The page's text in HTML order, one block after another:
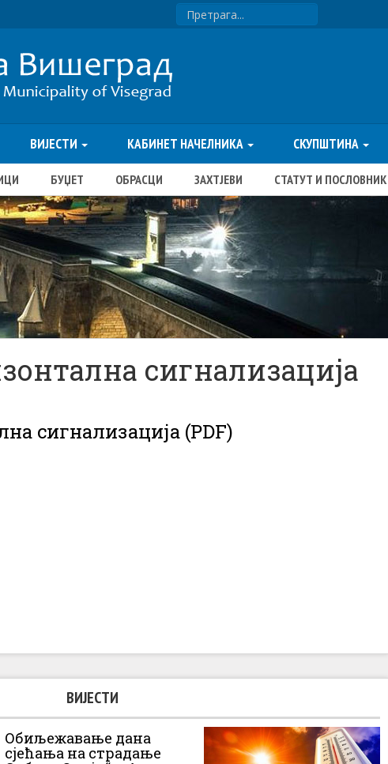
ВИЈЕСТИ КАБИНЕТ НАЧЕЛНИКА СКУПШТИНА
БУЏЕТ ОБРАСЦИ ЗАХТЈЕВИ СТАТУТ И ПОСЛОВНИК
сигнализација
сигнализација (PDF)
ВИЈЕСТИ
Обиљежавање дана
сјећања на страдање